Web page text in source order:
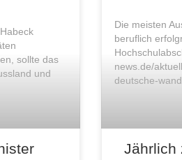
sollte das
und
Die meisten
beruflich
news.de/
deutsche-
Jährlich